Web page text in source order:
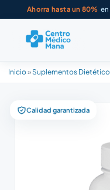
Ahorra hasta un 80%
Inicio» Suplementos
Calidad garantizada